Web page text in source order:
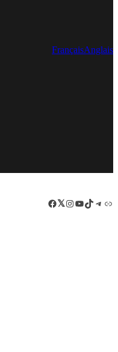
FrançaisAnglais
Facebook
LinkedIn
Instagram
YouTube
TikTok